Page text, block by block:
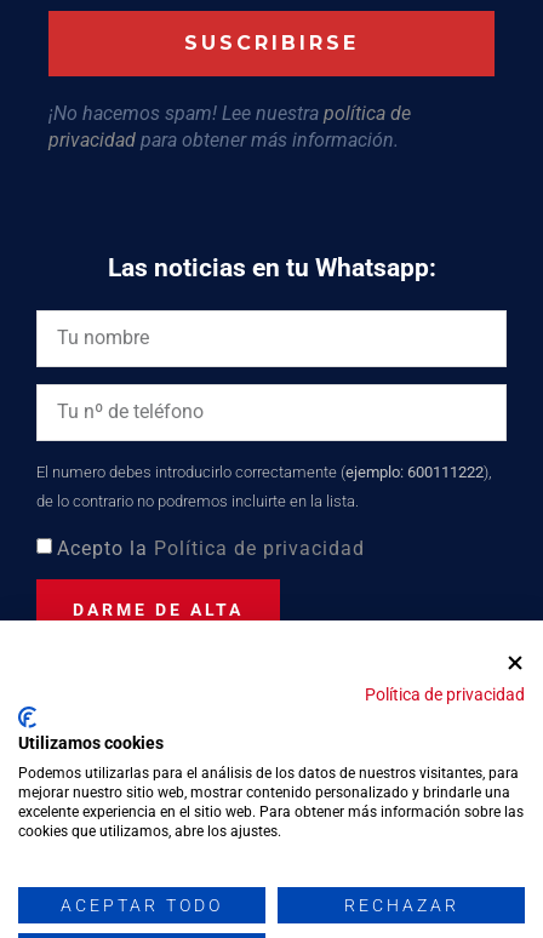
¡No hacemos spam! Lee nuestra política de
privacidad para obtener más información.
Las noticias en tu Whatsapp:
El numero debes introducirlo correctamente (ejemplo: 600111222),
de lo contrario no podremos incluirte en la lista.
Acepto la Política de privacidad
DARME DE ALTA
Distinción turística desde
2023
Aviso legal
Política de privacidad
Utilizamos cookies
Podemos utilizarlas para el análisis de los datos de nuestros visitantes, para
mejorar nuestro sitio web, mostrar contenido personalizado y brindarle una
excelente experiencia en el sitio web. Para obtener más información sobre las
cookies que utilizamos, abre los ajustes.
ACEPTAR TODO RECHAZAR